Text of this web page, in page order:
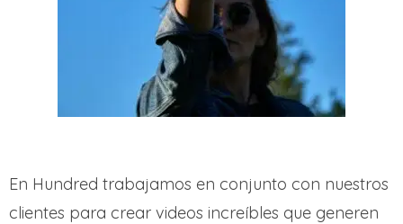
En Hundred trabajamos en conjunto con nuestros
clientes para crear videos increíbles que generen